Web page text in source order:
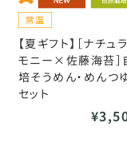
【夏ギフト】［ナチュ
モニー×佐藤海苔］
培そうめん・めんつ
セット